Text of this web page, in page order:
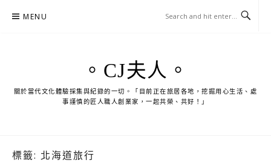
MENU
。CJ夫人。
關於當代文化體驗採集與紀錄的一切。「目前正在旅居各地，挖掘用心生活、處
事謹慎的匠人職人創業家，一起共榮、共好！」
標籤: 北海道旅行